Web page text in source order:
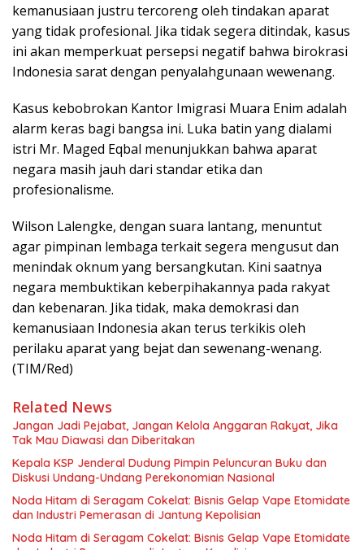
kemanusiaan justru tercoreng oleh tindakan aparat
yang tidak profesional. Jika tidak segera ditindak, kasus
ini akan memperkuat persepsi negatif bahwa birokrasi
Indonesia sarat dengan penyalahgunaan wewenang.
Kasus kebobrokan Kantor Imigrasi Muara Enim adalah
alarm keras bagi bangsa ini. Luka batin yang dialami
istri Mr. Maged Eqbal menunjukkan bahwa aparat
negara masih jauh dari standar etika dan
profesionalisme.
Wilson Lalengke, dengan suara lantang, menuntut
agar pimpinan lembaga terkait segera mengusut dan
menindak oknum yang bersangkutan. Kini saatnya
negara membuktikan keberpihakannya pada rakyat
dan kebenaran. Jika tidak, maka demokrasi dan
kemanusiaan Indonesia akan terus terkikis oleh
perilaku aparat yang bejat dan sewenang-wenang.
(TIM/Red)
Related News
Jangan Jadi Pejabat, Jangan Kelola Anggaran Rakyat, Jika
Tak Mau Diawasi dan Diberitakan
Kepala KSP Jenderal Dudung Pimpin Peluncuran Buku dan
Diskusi Undang-Undang Perekonomian Nasional
Noda Hitam di Seragam Cokelat: Bisnis Gelap Vape Etomidate
dan Industri Pemerasan di Jantung Kepolisian
Noda Hitam di Seragam Cokelat: Bisnis Gelap Vape Etomidate